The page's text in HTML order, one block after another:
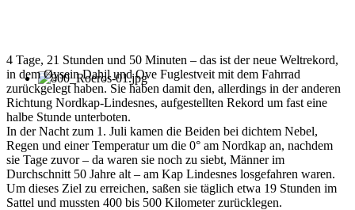
4 Tage, 21 Stunden und 50 Minuten – das ist der neue Weltrekord,
in dem Øysein Dahjl und Ove Fuglestveit mit dem Fahrrad
zurückgelegt haben. Sie haben damit den, allerdings in der anderen
Richtung Nordkap-Lindesnes, aufgestellten Rekord um fast eine
halbe Stunde unterboten.
In der Nacht zum 1. Juli kamen die Beiden bei dichtem Nebel,
Regen und einer Temperatur um die 0° am Nordkap an, nachdem
sie Tage zuvor – da waren sie noch zu siebt, Männer im
Durchschnitt 50 Jahre alt – am Kap Lindesnes losgefahren waren.
Um dieses Ziel zu erreichen, saßen sie täglich etwa 19 Stunden im
Sattel und mussten 400 bis 500 Kilometer zurücklegen.